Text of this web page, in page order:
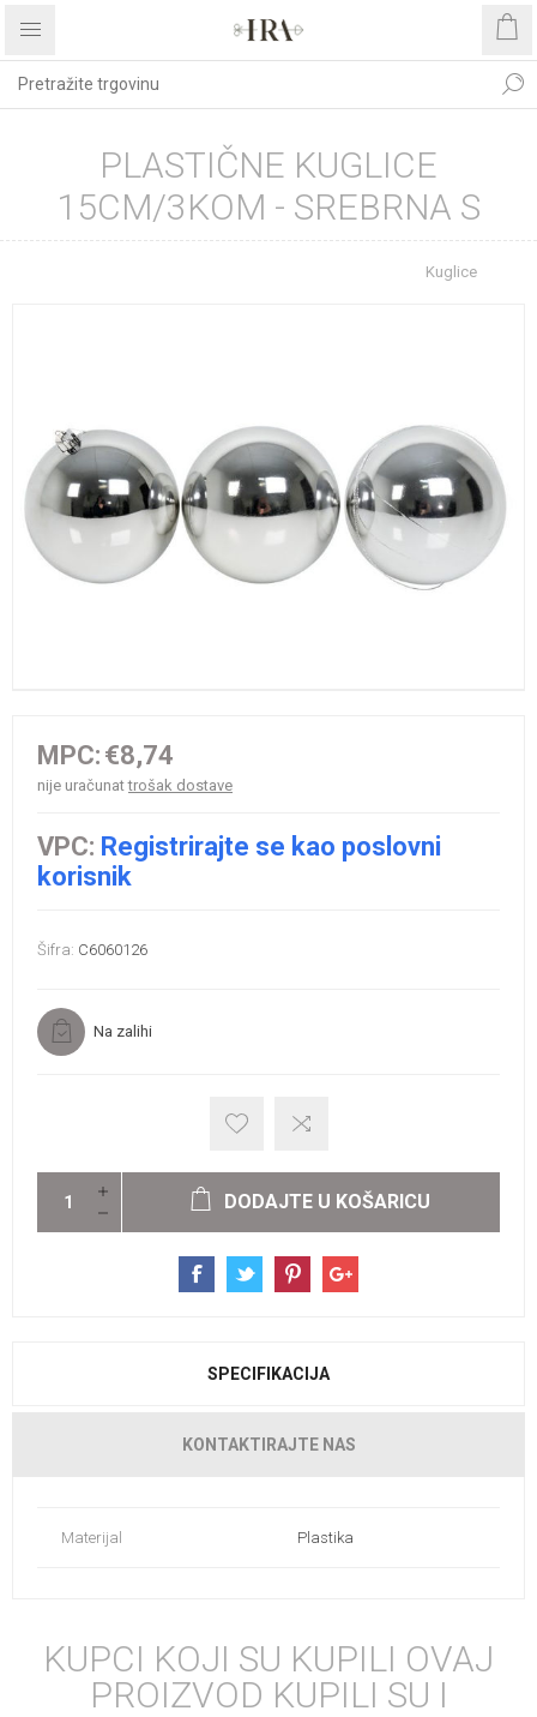
PLASTIČNE KUGLICE
15CM/3KOM - SREBRNA S
Kuglice
MPC: €8,74
nije uračunattrošak dostave
VPC: Registrirajte se kao poslovni
korisnik
Šifra: C6060126
Na zalihi
DODAJTE U KOŠARICU
SPECIFIKACIJA
KONTAKTIRAJTE NAS
Materijal Plastika
KUPCI KOJI SU KUPILI OVAJ
PROIZVOD KUPILI SU I